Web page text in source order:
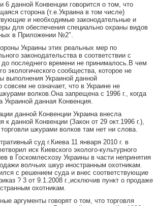
6 данной Конвенции говорится о том, что
сторона (т.е.Украина в том числе)
и необходимые законодательные и
для обеспечения специально охраны видов
в Приложении №2″.
Украины этих реальных мер по
законодательства в соответствии с
до последнего времени не принималось.В чем
экологического сообщества, которое не
выполнения Украиной данной
совсем не означает, что в Украине не
волков.Она запрещена с 1996 г., когда
Украиной данная Конвенция.
данной Конвенции Украина внесла
к данной Конвенции (Закон от 29 окт.1996 г.),
шкурами волков там нет ни слова.
суд г.Киева 11 января 2010 г. в
иск Киевского эколого-культурного
в Госкомлесхозу Украины в части непринятия
волчьих шкур иностранным охотникам.
с решением суда и внес соответствующие
? 3 от 9.1.2008 г.,исключив пункт о продаже
охотникам.
аргументы говорят о том, что торговля